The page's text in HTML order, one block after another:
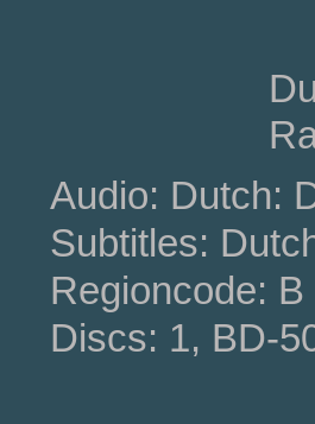
Audio: Dutch:
Subtitles:
Regioncode:
Discs: 1, BD-